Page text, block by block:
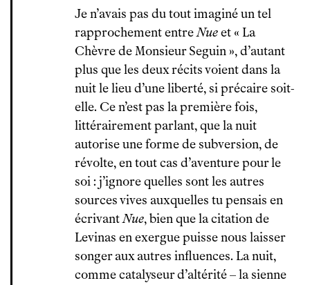
Je n’avais pas du tout imaginé un tel
rapprochement entreNueet « La
Chèvre de Monsieur Seguin », d’autant
plus que les deux récits voient dans la
nuit le lieu d’une liberté, si précaire soit-
elle. Ce n’est pas la première fois,
littérairement parlant, que la nuit
autorise une forme de subversion, de
révolte, en tout cas d’aventure pour le
soi : j’ignore quelles sont les autres
sources vives auxquelles tu pensais en
écrivantNue, bien que la citation de
Levinas en exergue puisse nous laisser
songer aux autres influences. La nuit,
comme catalyseur d’altérité – la sienne